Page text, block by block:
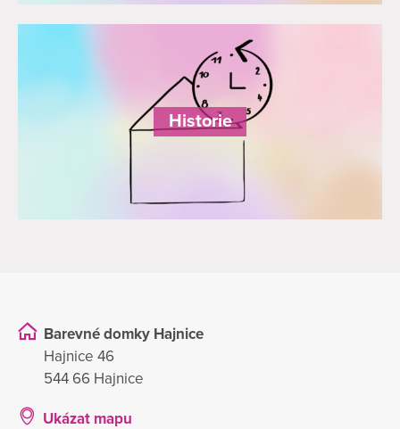
Historie
Barevné domky Hajnice
Hajnice 46
544 66 Hajnice
Ukázat mapu